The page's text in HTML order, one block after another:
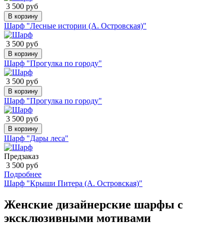
3 500 руб
В корзину
Шарф "Лесные истории (А. Островская)"
3 500 руб
В корзину
Шарф "Прогулка по городу"
3 500 руб
В корзину
Шарф "Прогулка по городу"
3 500 руб
В корзину
Шарф "Дары леса"
Предзаказ
3 500 руб
Подробнее
Шарф "Крыши Питера (А. Островская)"
Женские дизайнерские шарфы с
эксклюзивными мотивами